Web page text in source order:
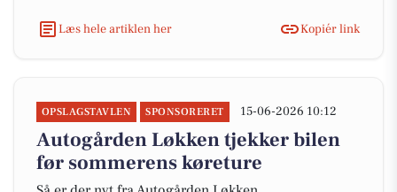
Læs hele artiklen her Kopiér link
OPSLAGSTAVLEN SPONSORERET 15-06-2026 10:12
Autogården Løkken tjekker bilen
før sommerens køreture